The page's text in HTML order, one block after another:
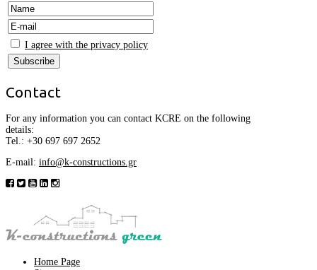
I agree with the privacy policy
Contact
For any information you can contact KCRE on the following
details:
Tel.: +30 697 697 2652
E-mail: info@k-constructions.gr
Home Page